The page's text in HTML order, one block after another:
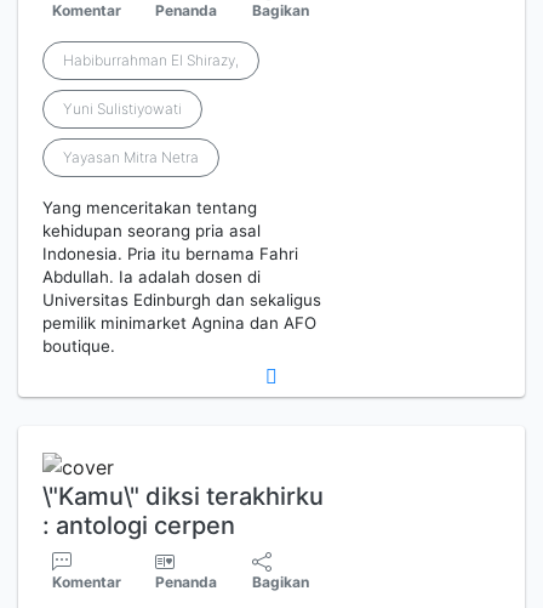
Komentar Penanda Bagikan
Habiburrahman El Shirazy,
Yuni Sulistiyowati
Yayasan Mitra Netra
Yang menceritakan tentang
kehidupan seorang pria asal
Indonesia. Pria itu bernama Fahri
Abdullah. Ia adalah dosen di
Universitas Edinburgh dan sekaligus
pemilik minimarket Agnina dan AFO
boutique.
\"Kamu\" diksi terakhirku
: antologi cerpen
Komentar Penanda Bagikan